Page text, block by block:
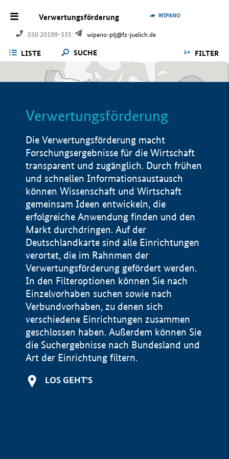
Verwertungsförderung
030 20199-535 wipano-ptj@fz-juelich.de
WIPANO
LISTE SUCHE FILTER
Verwertungsförderung
Die Verwertungsförderung macht
Forschungsergebnisse für die Wirtschaft
transparent und zugänglich. Durch frühen
und schnellen Informationsaustausch
können Wissenschaft und Wirtschaft
gemeinsam Ideen entwickeln, die
erfolgreiche Anwendung finden und den
Markt durchdringen. Auf der
Deutschlandkarte sind alle Einrichtungen
verortet, die im Rahnmen der
Verwertungsförderung gefördert werden.
In den Filteroptionen können Sie nach
Einzelvorhaben suchen sowie nach
Verbundvorhaben, zu denen sich
verschiedene Einrichtungen zusammen
geschlossen haben. Außerdem können Sie
die Suchergebnisse nach Bundesland und
Art der Einrichtung filtern.
LOS GEHT'S